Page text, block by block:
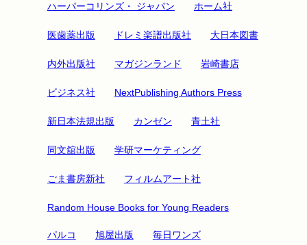
ハーパーコリンズ・ ジャパン ホーム社
医歯薬出版 ドレミ楽譜出版社 大日本図書
内外出版社 マガジンランド 岩崎書店
ビジネス社 NextPublishing Authors Press
新日本法規出版 カンゼン 青土社
同文舘出版 学研マーケティング
ごま書房新社 フィルムアート社
Random House Books for Young Readers
パルコ 旭屋出版 毎日ワンズ